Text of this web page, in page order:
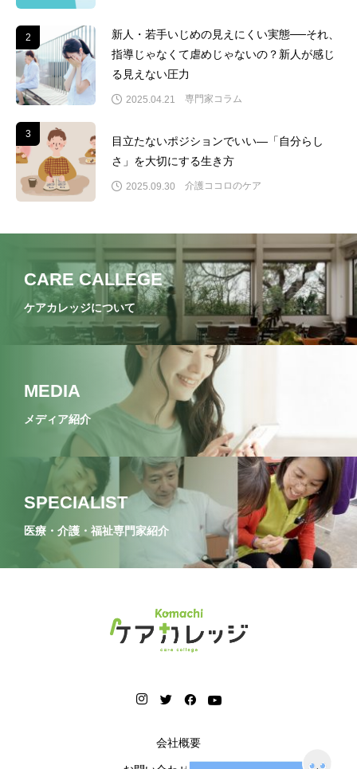
2
新人・若手いじめの見えにくい実態──それ、
指導じゃなくて虐めじゃないの？新人が感じ
る見えない圧力
2025.04.21 専門家コラム
3
目立たないポジションでいい―「自分らし
さ」を大切にする生き方
2025.09.30 介護ココロのケア
CARE CALLEGE
ケアカレッジについて
MEDIA
メディア紹介
SPECIALIST
医療・介護・福祉専門家紹介
会社概要